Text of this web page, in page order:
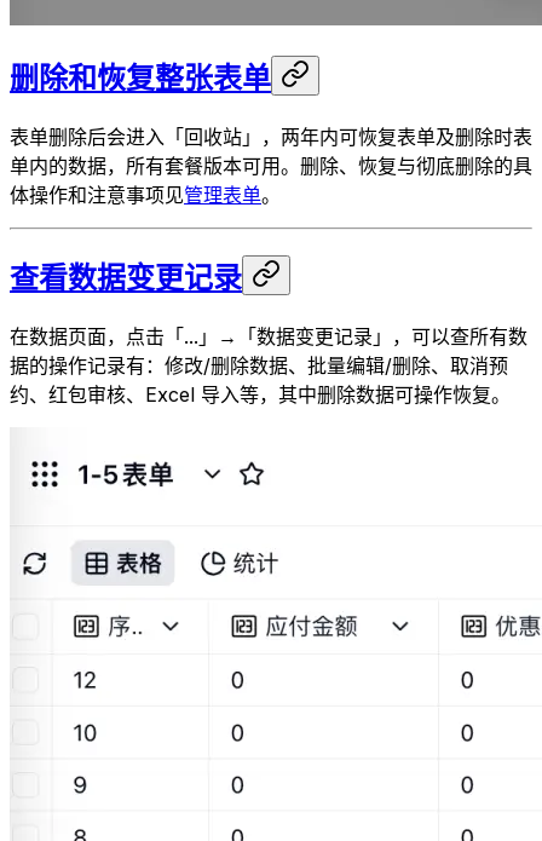
删除和恢复整张表单
表单删除后会进入「回收站」，两年内可恢复表单及删除时表
单内的数据，所有套餐版本可用。删除、恢复与彻底删除的具
体操作和注意事项见管理表单。
查看数据变更记录
在数据页面，点击「...」→「数据变更记录」，可以查所有数
据的操作记录有：修改/删除数据、批量编辑/删除、取消预
约、红包审核、Excel 导入等，其中删除数据可操作恢复。